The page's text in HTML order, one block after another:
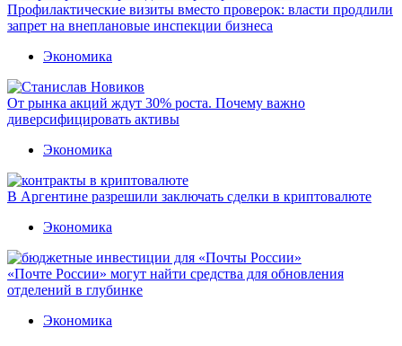
Профилактические визиты вместо проверок: власти продлили
запрет на внеплановые инспекции бизнеса
Экономика
От рынка акций ждут 30% роста. Почему важно
диверсифицировать активы
Экономика
В Аргентине разрешили заключать сделки в криптовалюте
Экономика
«Почте России» могут найти средства для обновления
отделений в глубинке
Экономика